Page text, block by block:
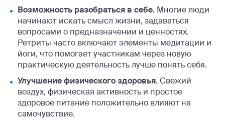
Возможность разобраться в себе. Многие люди
начинают искать смысл жизни, задаваться
вопросами о предназначении и ценностях.
Ретриты часто включают элементы медитации и
йоги, что помогает участникам через новую
практическую деятельность лучше понять себя.
Улучшение физического здоровья.Свежий
воздух, физическая активность и простое
здоровое питание положительно влияют на
самочувствие.